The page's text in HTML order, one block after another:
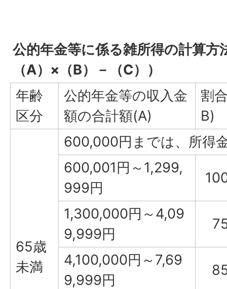
公的年金等に係る雑所得の計算方
（A）×（B）－（C））
年齢
区分
公的年金等の収入金
額の合計額(A)
割
B)
65歳
未満
600,000円までは、所得
600,001円～1,299,
999円
1,300,000円～4,09
9,999円
4,100,000円～7,69
9,999円